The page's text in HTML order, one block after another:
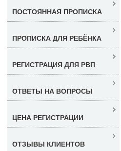
ПОСТОЯННАЯ ПРОПИСКА
ПРОПИСКА ДЛЯ РЕБЁНКА
РЕГИСТРАЦИЯ ДЛЯ РВП
ОТВЕТЫ НА ВОПРОСЫ
ЦЕНА РЕГИСТРАЦИИ
ОТЗЫВЫ КЛИЕНТОВ